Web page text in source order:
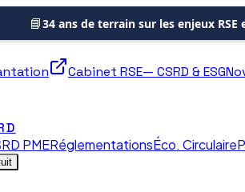
📘34 ans de terrain sur les enjeux
Cabinet RSE— CSRD & ESG
PMERéglementationsÉco. Circulaire